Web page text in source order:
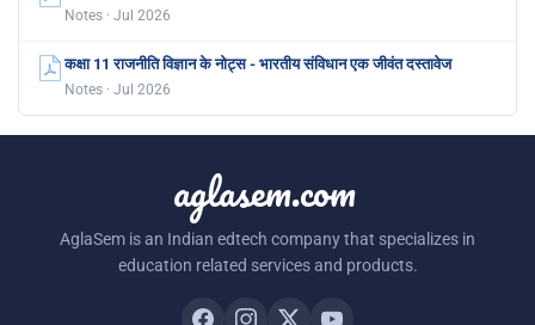
Notes · Jul 2026
कक्षा 11 राजनीति विज्ञान के नोट्स - भारतीय संविधान एक जीवंत दस्तावेज
Notes · Jul 2026
aglasem.com
AglaSem is an Indian edtech company that specializes in
education related services and products.